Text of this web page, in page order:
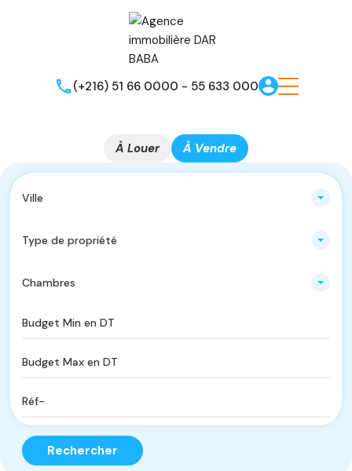
(+216) 51 66 0000 - 55 633 000
À Louer À Vendre
Ville
Type de propriété
Chambres
Rechercher